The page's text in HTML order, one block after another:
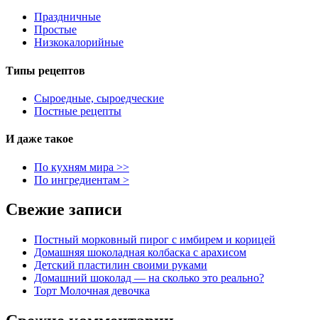
Праздничные
Простые
Низкокалорийные
Типы рецептов
Сыроедные, сыроедческие
Постные рецепты
И даже такое
По кухням мира >>
По ингредиентам >
Свежие записи
Постный морковный пирог с имбирем и корицей
Домашняя шоколадная колбаска с арахисом
Детский пластилин своими руками
Домашний шоколад — на сколько это реально?
Торт Молочная девочка